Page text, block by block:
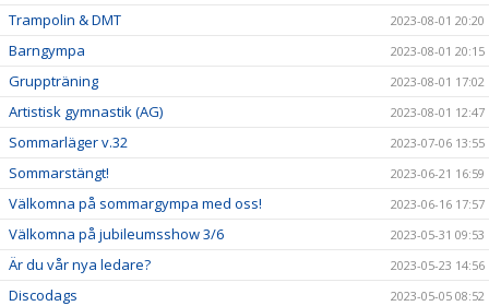
Trampolin & DMT 2023-08-01 20:20
Barngympa 2023-08-01 20:15
Gruppträning 2023-08-01 17:02
Artistisk gymnastik (AG) 2023-08-01 12:47
Sommarläger v.32 2023-07-06 13:55
Sommarstängt! 2023-06-21 16:59
Välkomna på sommargympa med oss! 2023-06-16 17:57
Välkomna på jubileumsshow 3/6 2023-05-31 09:53
Är du vår nya ledare? 2023-05-23 14:56
Discodags 2023-05-05 08:52